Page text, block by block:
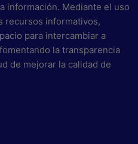
información. Mediante el uso
recursos informativos,
para intercambiar a
la transparencia
de mejorar la calidad de